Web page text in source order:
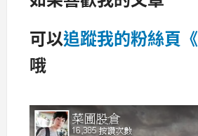
可以追蹤我的粉絲頁
哦